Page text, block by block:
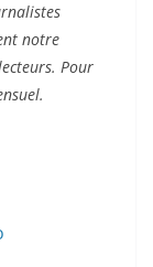
notre
Pour